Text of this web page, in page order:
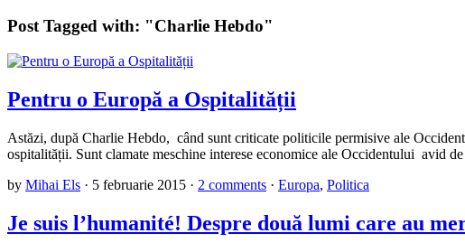
Post Tagged with: "Charlie Hebdo"
Pentru o Europă a Ospitalității
Astăzi, după Charlie Hebdo, când sunt criticate politicile permisive ale
ospitalității. Sunt clamate meschine interese economice ale Occidentului avid
by Mihai Els · 5 februarie 2015 · 2 comments · Europa, Politica
Je suis l’humanité! Despre două lumi care au